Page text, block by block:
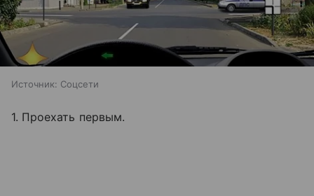
Источник: Соцсети
1. Проехать первым.